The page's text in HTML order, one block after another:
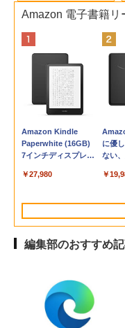
Apple 2026
MacBook Neo A18
Proチップ搭載13イ
AIとApple
Retinaディスプレ
512GB SSD、1080p
FaceTime HDカメ
ラ、Touch ID - イン
ンチMacBook
Neo(A18 Pro)|ダウン
ロード版
￥162,598
15.6
ンケ
￥
Robloxギフトカード
- 800 Robux 【限定
バーチャルアイテム
ンゲームコード】 ロ
インコード版
￥1,300
-
定バ
イン
ライ
￥
生成AIパスポート公
式テキスト 第４版
￥1,766
AIイ
思い
出す
ズ (は
￥480
Amazon 電子書籍リ
Amazon Kindle
Paperwhite (16GB)
7インチディスプレ
ト、12週間持続バッ
ブラック
￥27,980
に優
ない
続バ
書籍
ック
し
￥
編集部のおすすめ